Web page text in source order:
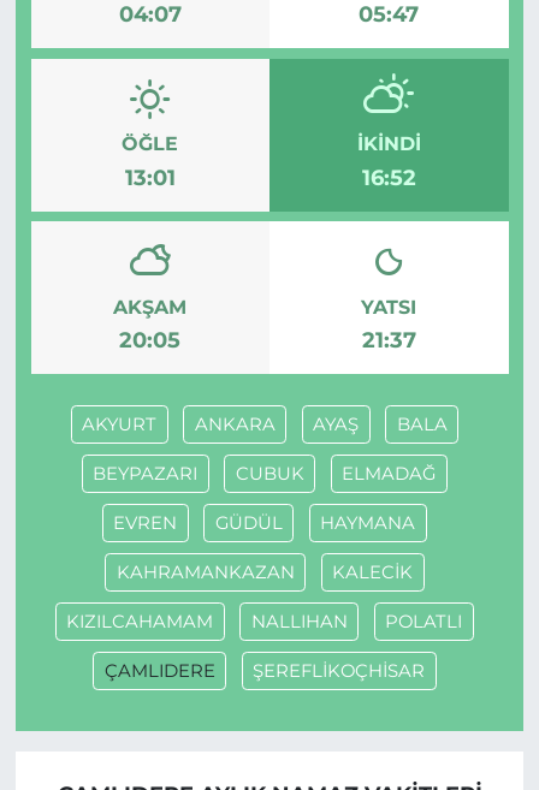
04:07 05:47
ÖĞLE
13:01
İKINDI
16:52
AKŞAM
20:05
YATSI
21:37
AKYURT ANKARA AYAŞ BALA
BEYPAZARI CUBUK ELMADAĞ
EVREN GÜDÜL HAYMANA
KAHRAMANKAZAN KALECİK
KIZILCAHAMAM NALLIHAN POLATLI
ÇAMLIDERE ŞEREFLİKOÇHİSAR